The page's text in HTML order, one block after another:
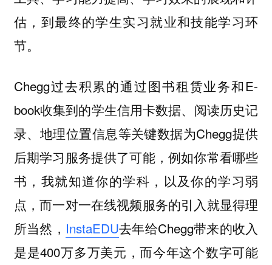
估，到最终的学生实习就业和技能学习环
节。
Chegg过去积累的通过图书租赁业务和E-
book收集到的学生信用卡数据、阅读历史记
录、地理位置信息等关键数据为Chegg提供
后期学习服务提供了可能，例如你常看哪些
书，我就知道你的学科，以及你的学习弱
点，而一对一在线视频服务的引入就显得理
所当然， InstaEDU去年给Chegg带来的收入
是是400万多万美元，而今年这个数字可能